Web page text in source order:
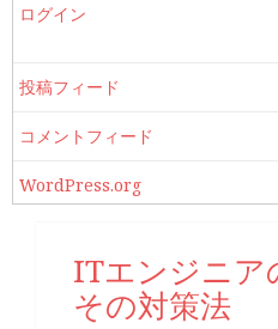
ログイン
投稿フィード
コメントフィード
WordPress.org
ITエンジニア
その対策法